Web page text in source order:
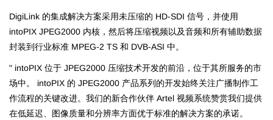
DigiLink 的集成解决方案采用未压缩的 HD-SDI 信号，并使用
intoPIX JPEG2000 内核，然后将压缩视频以及音频和所有辅助数据
封装到行业标准 MPEG-2 TS 和 DVB-ASI 中。
" intoPIX 位于 JPEG2000 压缩技术开发的前沿，位于其所服务的市
场中。 intoPIX 的 JPEG2000 产品系列的开发始终关注广播制作工
作流程的关键改进。我们的新合作伙伴 Artel 视频系统赞赏我们提供
在低延迟、图像质量和分辨率方面优于标准的解决方案的承诺。